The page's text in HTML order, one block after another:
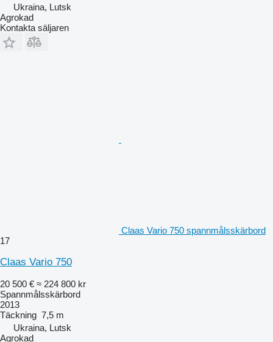
Ukraina, Lutsk
Agrokad
Kontakta säljaren
Claas Vario 750 spannmålsskärbord
17
Claas Vario 750
20 500 € ≈ 224 800 kr
Spannmålsskärbord
2013
Täckning 7,5 m
Ukraina, Lutsk
Agrokad